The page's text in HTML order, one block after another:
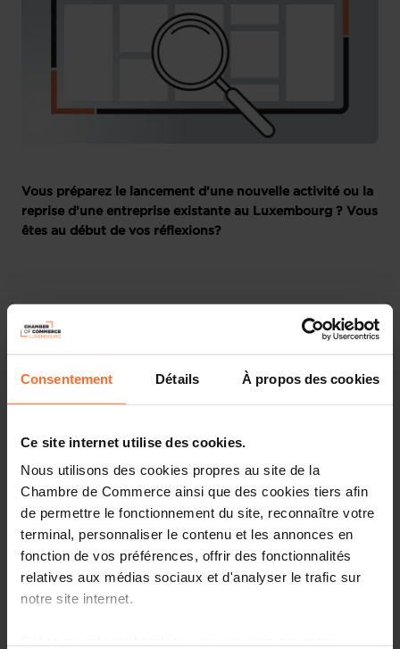
Consentement Détails À propos des cookies
Ce site internet utilise des cookies.
Nous utilisons des cookies propres au site de la
Chambre de Commerce ainsi que des cookies tiers afin
de permettre le fonctionnement du site, reconnaître votre
terminal, personnaliser le contenu et les annonces en
fonction de vos préférences, offrir des fonctionnalités
relatives aux médias sociaux et d'analyser le trafic sur
notre site internet.
Vous préparez le lancement d’une nouvelle activité ou la
reprise d’une entreprise existante au Luxembourg ? Vous
êtes au début de vos réflexions?
Entrepreneurship, le point de contact unique pour les
entrepreneurs.
construire votre projet de manière efficace et complète à
travers un tutoriel divisé en 3 chapitres, suivi d’une
session de questions-réponses en direct.
Voici un aperçu du programme